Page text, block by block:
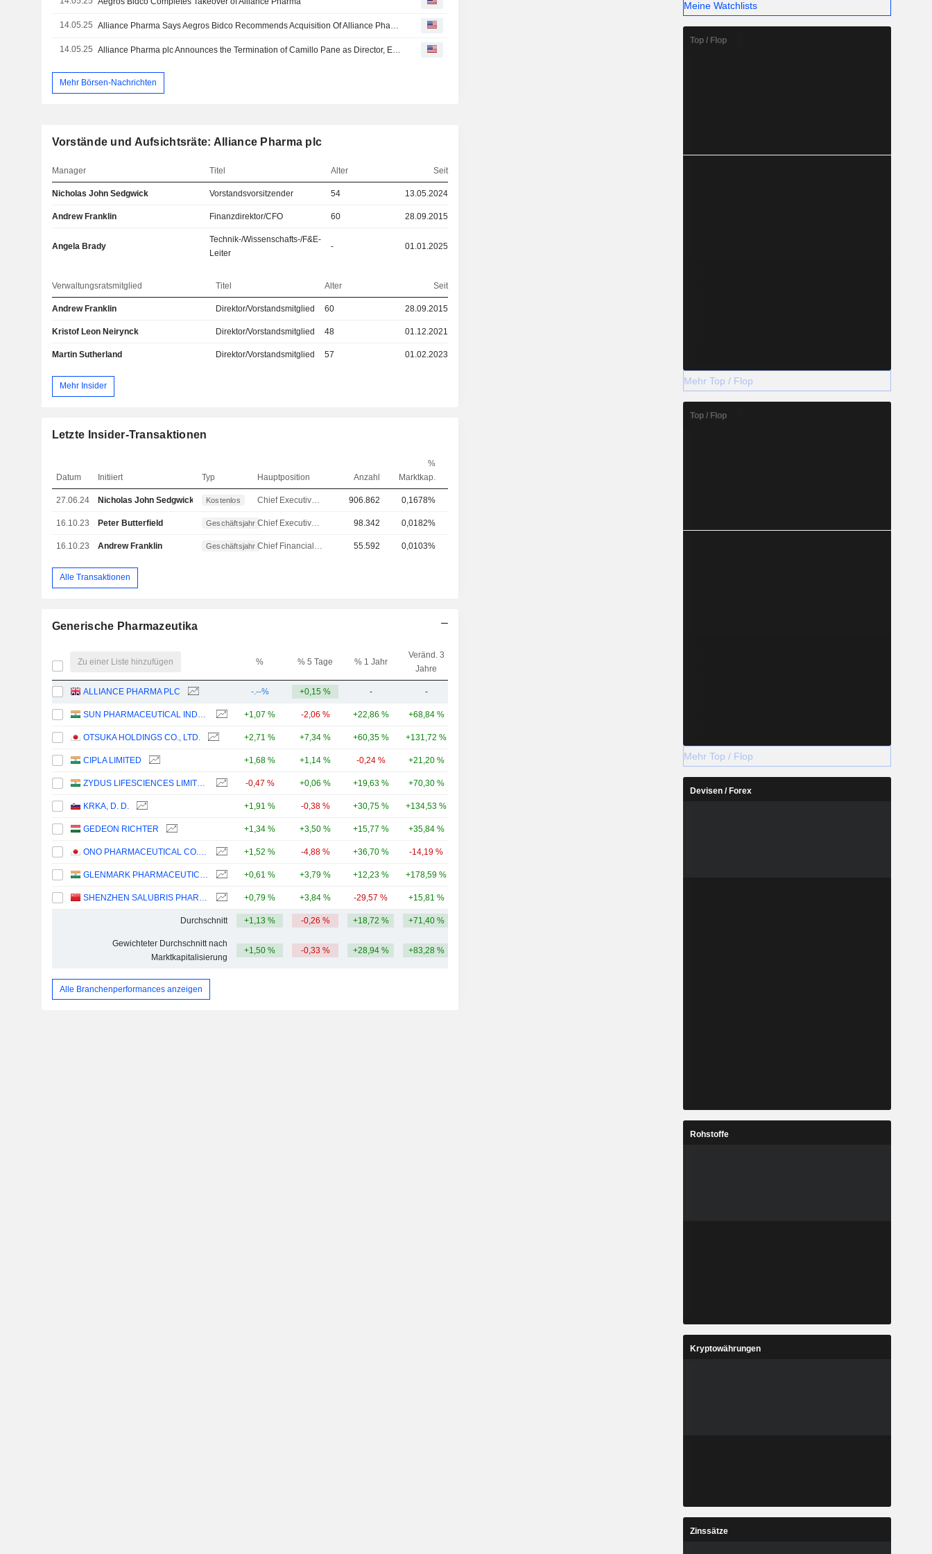
14.05.25 Alliance Pharma Says Aegros Bidco Recommends Acquisition Of Alliance Pharma
14.05.25 Alliance Pharma plc Announces the Termination of Camillo Pane as Director, Effective May 14, 2025
Mehr Börsen-Nachrichten
Vorstände und Aufsichtsräte: Alliance Pharma plc
Manager Titel Alter Seit
Nicholas John Sedgwick Vorstandsvorsitzender 54 13.05.2024
Andrew Franklin Finanzdirektor/CFO 60 28.09.2015
Angela Brady
Technik-/Wissenschafts-/F&E-
Leiter
- 01.01.2025
Verwaltungsratsmitglied Titel Alter Seit
Andrew Franklin Direktor/Vorstandsmitglied 60 28.09.2015
Kristof Leon Neirynck Direktor/Vorstandsmitglied 48 01.12.2021
Martin Sutherland Direktor/Vorstandsmitglied 57 01.02.2023
Mehr Insider
Letzte Insider-Transaktionen
Datum Initiiert Typ Hauptposition Anzahl
%
Marktkap.
27.06.24 Nicholas John Sedgwick Kostenlos 906.862 0,1678%
16.10.23 Peter Butterfield Geschäftsjahr 98.342 0,0182%
16.10.23 Andrew Franklin Geschäftsjahr 55.592 0,0103%
Alle Transaktionen
Generische Pharmazeutika
Zu einer Liste hinzufügen % % 5 Tage % 1 Jahr
Veränd. 3
Jahre
ALLIANCE PHARMA PLC -.--% +0,15 % - -
SUN PHARMACEUTICAL INDUSTRIES LTD. +1,07 % -2,06 % +22,86 % +68,84 %
OTSUKA HOLDINGS CO., LTD. +2,71 % +7,34 % +60,35 % +131,72 %
CIPLA LIMITED +1,68 % +1,14 % -0,24 % +21,20 %
ZYDUS LIFESCIENCES LIMITED -0,47 % +0,06 % +19,63 % +70,30 %
KRKA, D. D. +1,91 % -0,38 % +30,75 % +134,53 %
GEDEON RICHTER +1,34 % +3,50 % +15,77 % +35,84 %
ONO PHARMACEUTICAL CO., LTD. +1,52 % -4,88 % +36,70 % -14,19 %
GLENMARK PHARMACEUTICALS LIMITED +0,61 % +3,79 % +12,23 % +178,59 %
SHENZHEN SALUBRIS PHARMACEUTICALS CO., LTD. +0,79 % +3,84 % -29,57 % +15,81 %
Durchschnitt +1,13 % -0,26 % +18,72 % +71,40 %
Gewichteter Durchschnitt nach
Marktkapitalisierung
+1,50 % -0,33 % +28,94 % +83,28 %
Alle Branchenperformances anzeigen
Meine Watchlists
Top / Flop
Mehr Top / Flop
Top / Flop
Mehr Top / Flop
Devisen / Forex
Rohstoffe
Kryptowährungen
Zinssätze